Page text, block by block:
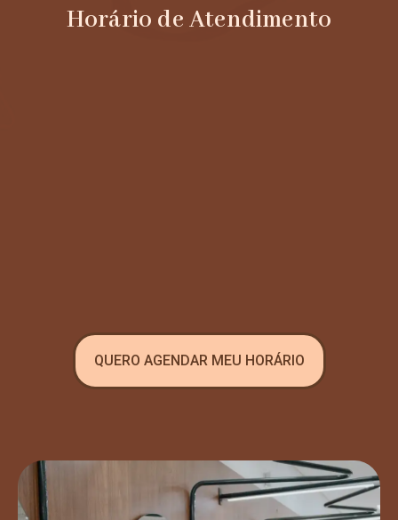
Horário de Atendimento
QUERO AGENDAR MEU HORÁRIO